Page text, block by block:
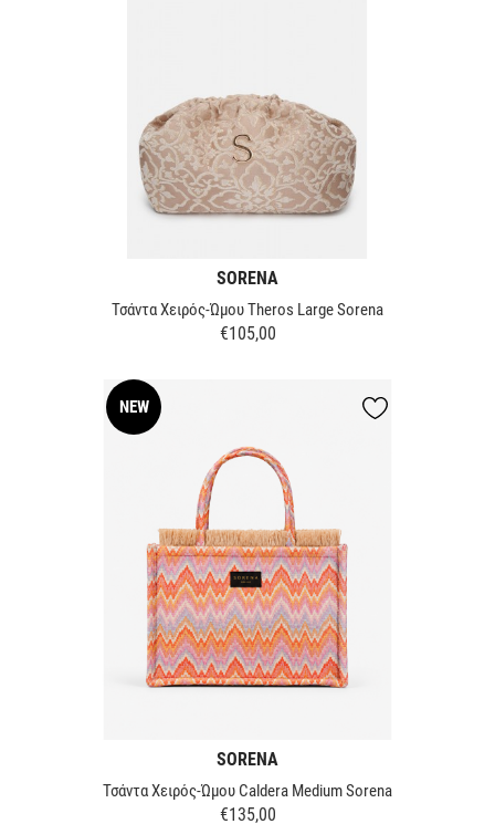
SORENA
Τσάντα Χειρός-Ώμου Theros Large Sorena
Τιμή
€105,00
NEW
SORENA
Τσάντα Χειρός-Ώμου Caldera Medium Sorena
€135,00